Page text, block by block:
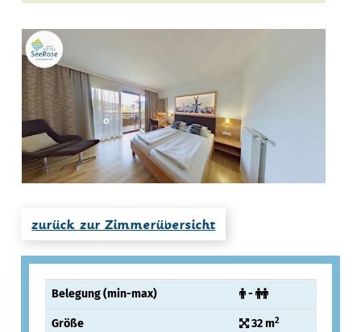
zurück zur Zimmerübersicht
Belegung (min-max) -
Größe 32 m2